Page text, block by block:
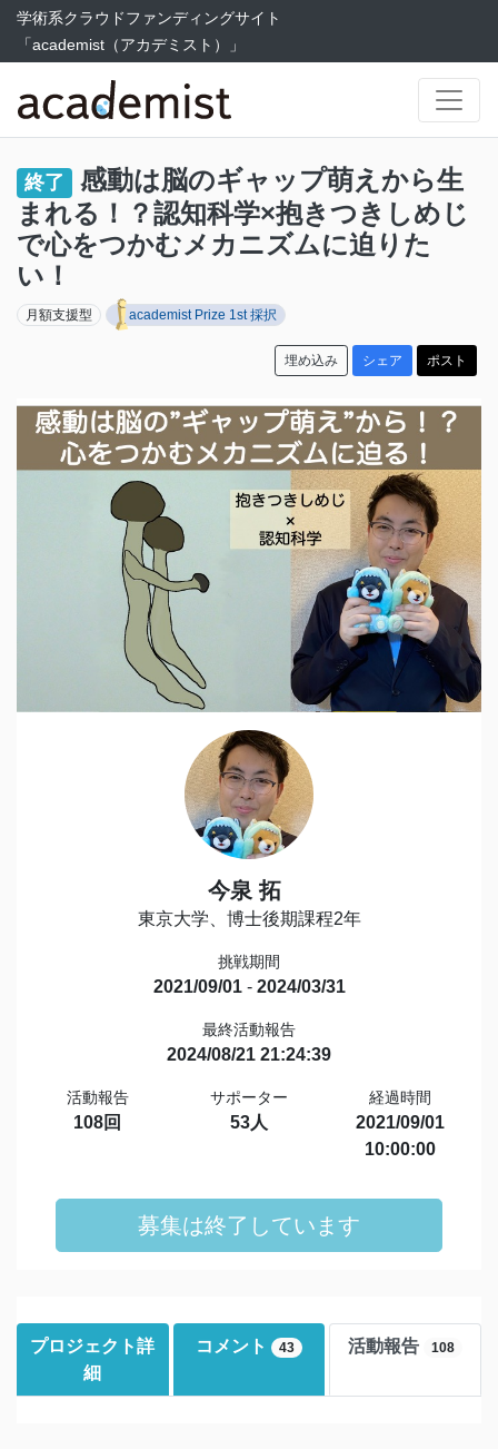
学術系クラウドファンディングサイト
「academist（アカデミスト）」
終了
感動は脳のギャップ萌えから生
まれる！？認知科学×抱きつきしめじ
で心をつかむメカニズムに迫りた
い！
月額支援型 academist Prize 1st 採択
埋め込み シェア ポスト
今泉 拓
東京大学、博士後期課程2年
挑戦期間
2021/09/01- 2024/03/31
最終活動報告
2024/08/21 21:24:39
活動報告
108回
サポーター
53人
経過時間
2021/09/01
10:00:00
募集は終了しています
プロジェクト詳
細
コメント 43 活動報告 108